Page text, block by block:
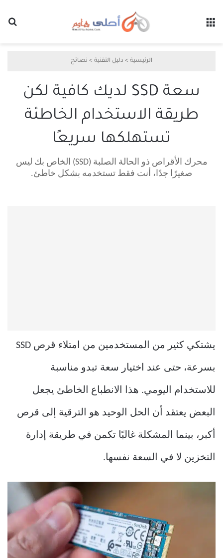
الرئيسية > دليل التقنية > نصائح
سعة SSD لديك كافية لكن
طريقة الاستخدام الخاطئة
تستهلكها سريعًا
محرك الأقراص ذو الحالة الصلبة (SSD) الخاص بك ليس
صغيرًا جدًا، أنت فقط تستخدمه بشكل خاطئ.
يشتكي كثير من المستخدمين من امتلاء قرص SSD
بسرعة، حتى عند اختيار سعة تبدو مناسبة
للاستخدام اليومي. هذا الانطباع الخاطئ يجعل
البعض يعتقد أن الحل الوحيد هو الترقية إلى قرص
أكبر، بينما المشكلة غالبًا تكمن في طريقة إدارة
التخزين لا في السعة نفسها.